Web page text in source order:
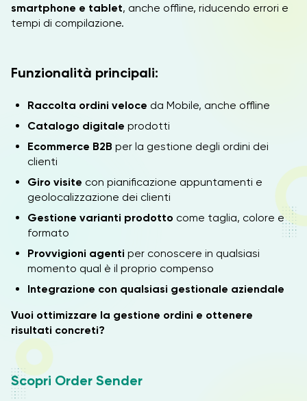
smartphone e tablet, anche offline, riducendo errori e
tempi di compilazione.
Funzionalità principali:
Raccolta ordini veloce da Mobile, anche offline
Catalogo digitale prodotti
Ecommerce B2B per la gestione degli ordini dei
clienti
Giro visite con pianificazione appuntamenti e
geolocalizzazione dei clienti
Gestione varianti prodotto come taglia, colore e
formato
Provvigioni agenti per conoscere in qualsiasi
momento qual è il proprio compenso
Integrazione con qualsiasi gestionale aziendale
Vuoi ottimizzare la gestione ordini e ottenere
risultati concreti?
Scopri Order Sender